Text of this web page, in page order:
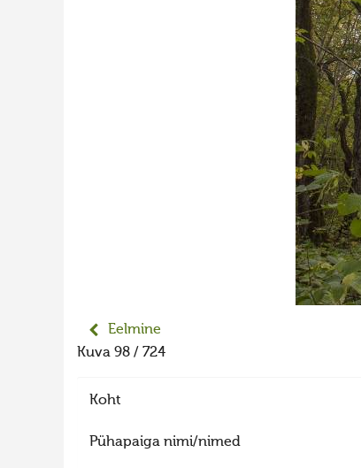
Eelmine
Kuva 98 / 724
Koht
Pühapaiga nimi/nimed